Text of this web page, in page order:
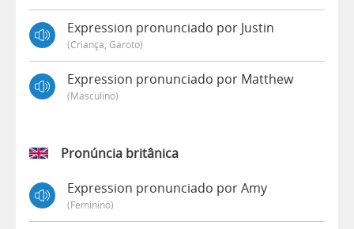
Expression pronunciado por Justin
(criança, Garoto)
Expression pronunciado por Matthew
(masculino)
Pronúncia britânica
Expression pronunciado por Amy
(feminino)